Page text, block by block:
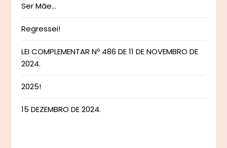
Ser Mãe…
Regressei!
LEI COMPLEMENTAR Nº 486 DE 11 DE NOVEMBRO DE
2024.
2025!
15 DEZEMBRO DE 2024.